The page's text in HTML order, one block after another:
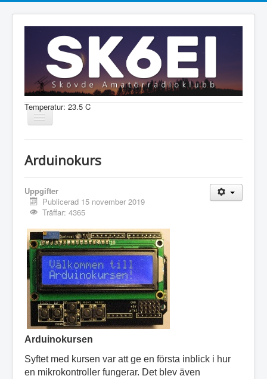
Temperatur: 23.5 C
Visa/dölj
Information
Aktiviteter
Medlem
Shop
Arduinokurs
Uppgifter
Publicerad 15 november 2019
Träffar: 4365
Arduinokursen
Syftet med kursen var att ge en första inblick i hur
en mikrokontroller fungerar. Det blev även